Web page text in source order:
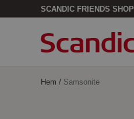
SCANDIC FRIENDS SHOP
Hem / Samsonite